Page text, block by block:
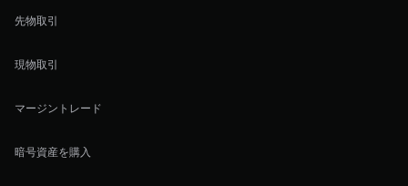
先物取引
現物取引
マージントレード
暗号資産を購入